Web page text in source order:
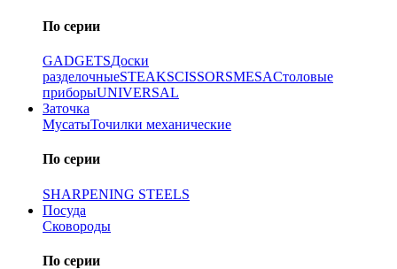
По серии
GADGETSДоски
разделочныеSTEAKSCISSORSMESAСтоловые
приборыUNIVERSAL
Заточка
МусатыТочилки механические
По серии
SHARPENING STEELS
Посуда
Сковороды
По серии